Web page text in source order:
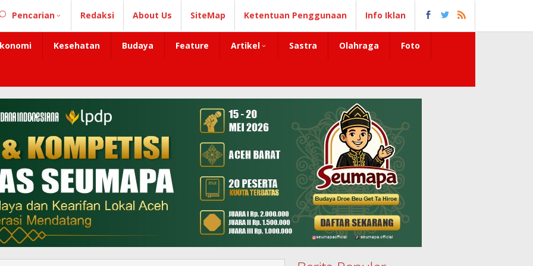
Pencarian Redaksi About Us SiteMap Ketentuan Penggunaan Info Iklan
Kesehatan Budaya Feature Artikel Sastra Olahraga Foto